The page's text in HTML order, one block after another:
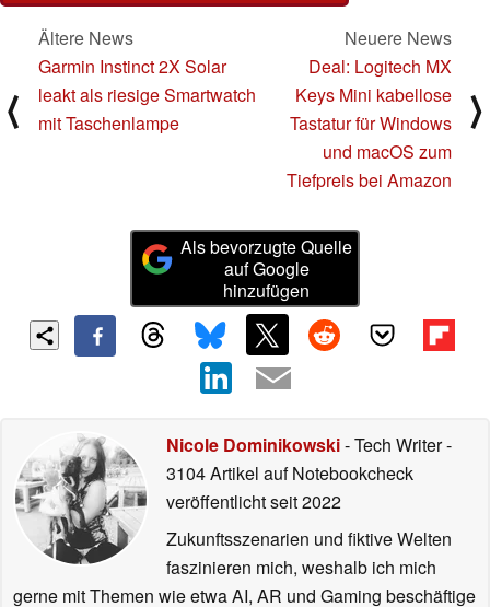
⟨
Ältere News
Garmin Instinct 2X Solar
leakt als riesige Smartwatch
mit Taschenlampe
Neuere News
Deal: Logitech MX
Keys Mini kabellose
Tastatur für Windows
und macOS zum
Tiefpreis bei Amazon
⟩
Als bevorzugte Quelle
auf Google
hinzufügen
Nicole Dominikowski- Tech Writer-
3104 Artikel auf Notebookcheck
veröffentlichtseit 2022
Zukunftsszenarien und fiktive Welten
faszinieren mich, weshalb ich mich
gerne mit Themen wie etwa AI, AR und Gaming beschäftige